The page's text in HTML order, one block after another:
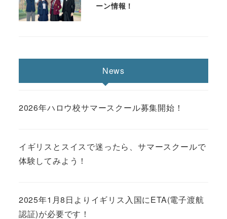
ーン情報！
News
2026年ハロウ校サマースクール募集開始！
イギリスとスイスで迷ったら、サマースクールで
体験してみよう！
2025年1月8日よりイギリス入国にETA(電子渡航
認証)が必要です！